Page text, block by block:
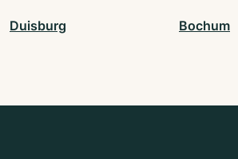
Duisburg Bochum